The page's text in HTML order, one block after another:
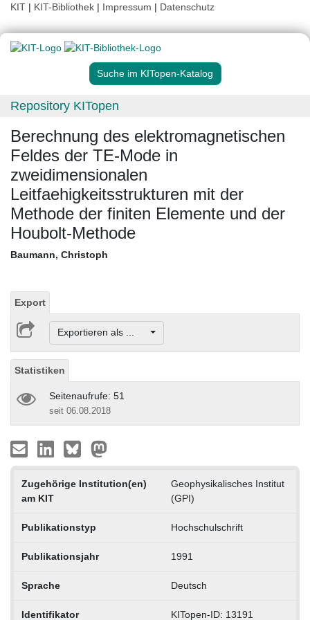
KIT | KIT-Bibliothek | Impressum | Datenschutz
Suche im KITopen-Katalog
Repository KITopen
Berechnung des elektromagnetischen
Feldes der TE-Mode in
zweidimensionalen
Leitfaehigkeitsstrukturen mit der
Methode der finiten Elemente und der
Houbolt-Methode
Baumann, Christoph
Export
Exportieren als ...
Statistiken
Seitenaufrufe: 51
seit 06.08.2018
Zugehörige Institution(en)
am KIT
Geophysikalisches Institut
(GPI)
Publikationstyp Hochschulschrift
Publikationsjahr 1991
Sprache Deutsch
Identifikator KITopen-ID: 13191